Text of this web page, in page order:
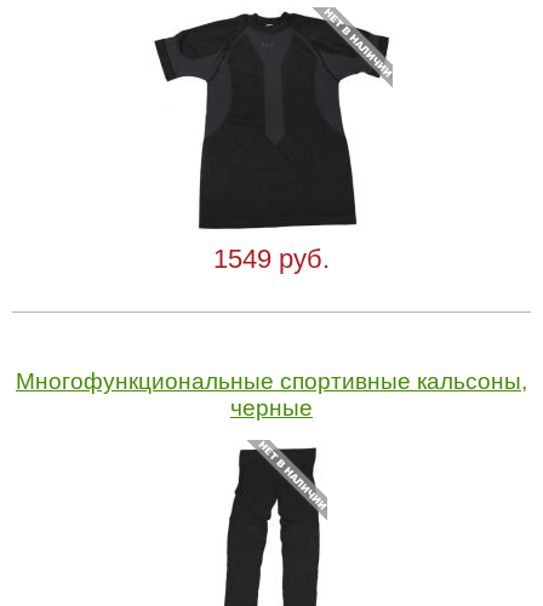
1549 руб.
Многофункциональные спортивные кальсоны,
черные